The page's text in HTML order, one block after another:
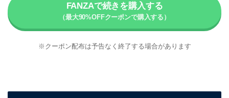
FANZAで続きを購入する
※クーポン配布は予告なく終了する場合があります